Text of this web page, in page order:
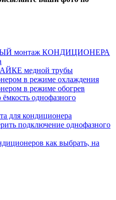
монтаж КОНДИЦИОНЕРА
медной трубы
в режиме охлаждения
в режиме обогрев
однофазного
для кондиционера
подключение однофазного
как выбрать, на